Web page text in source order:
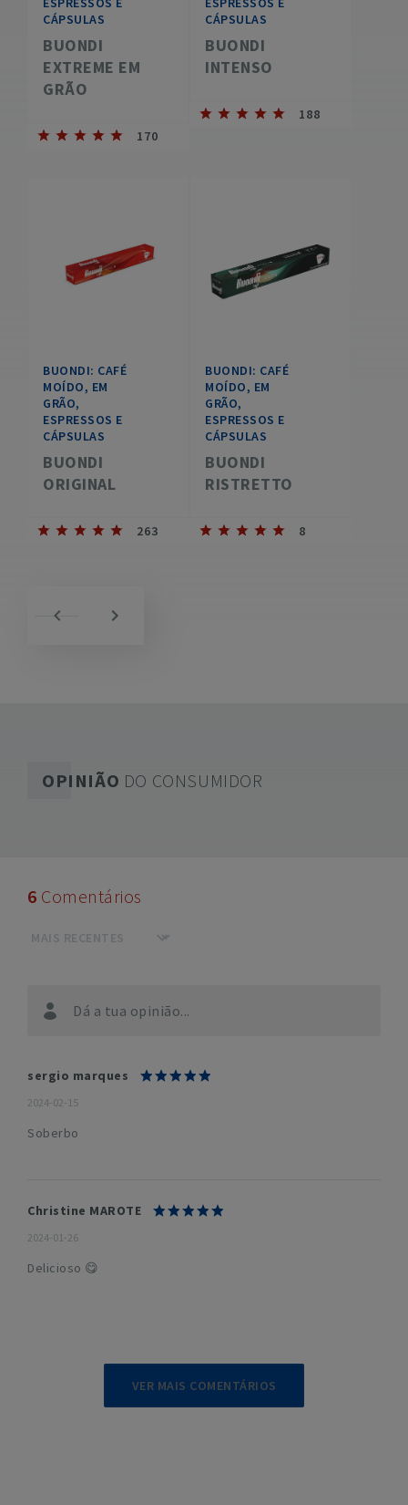
CÁPSULAS
BUONDI
EXTREME EM
GRÃO
170
CÁPSULAS
BUONDI
INTENSO
188
BUONDI: CAFÉ
MOÍDO, EM
GRÃO,
ESPRESSOS E
CÁPSULAS
BUONDI
ORIGINAL
263
BUONDI: CAFÉ
MOÍDO, EM
GRÃO,
ESPRESSOS E
CÁPSULAS
BUONDI
RISTRETTO
8
OPINIÃO DO CONSUMIDOR
Dá a tua opinião...
6 Comentários
sergio marques
2024-02-15
Soberbo
Christine MAROTE
2024-01-26
Delicioso 😋
VER MAIS COMENTÁRIOS